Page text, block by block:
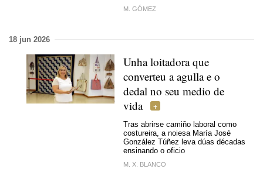
M. GÓMEZ
18 jun 2026
Unha loitadora que
converteu aagulla e o
dedal no seu medio de
vida
Tras abrirse camiño laboral como
costureira, a noiesa María José
González Túñez leva dúas décadas
ensinando o oficio
M. X. BLANCO